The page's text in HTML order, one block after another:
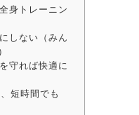
身トレーニン
しない（みん
守れば快適に
短時間でも